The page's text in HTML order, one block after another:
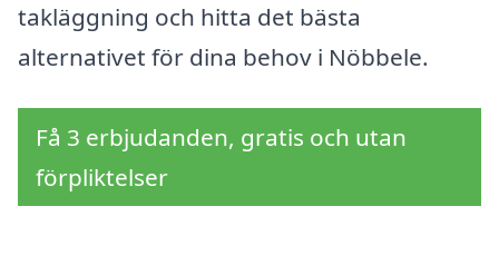
takläggning och hitta det bästa
alternativet för dina behov i Nöbbele.
Få 3 erbjudanden, gratis och utan
förpliktelser